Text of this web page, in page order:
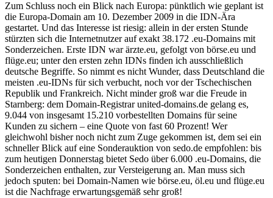
Zum Schluss noch ein Blick nach Europa: pünktlich wie geplant ist
die Europa-Domain am 10. Dezember 2009 in die IDN-Ära
gestartet. Und das Interesse ist riesig: allein in der ersten Stunde
stürzten sich die Internetnutzer auf exakt 38.172 .eu-Domains mit
Sonderzeichen. Erste IDN war ärzte.eu, gefolgt von börse.eu und
flüge.eu; unter den ersten zehn IDNs finden ich ausschließlich
deutsche Begriffe. So nimmt es nicht Wunder, dass Deutschland die
meisten .eu-IDNs für sich verbucht, noch vor der Tschechischen
Republik und Frankreich. Nicht minder groß war die Freude in
Starnberg: dem Domain-Registrar united-domains.de gelang es,
9.044 von insgesamt 15.210 vorbestellten Domains für seine
Kunden zu sichern – eine Quote von fast 60 Prozent! Wer
gleichwohl bisher noch nicht zum Zuge gekommen ist, dem sei ein
schneller Blick auf eine Sonderauktion von sedo.de empfohlen: bis
zum heutigen Donnerstag bietet Sedo über 6.000 .eu-Domains, die
Sonderzeichen enthalten, zur Versteigerung an. Man muss sich
jedoch sputen: bei Domain-Namen wie börse.eu, öl.eu und flüge.eu
ist die Nachfrage erwartungsgemäß sehr groß!